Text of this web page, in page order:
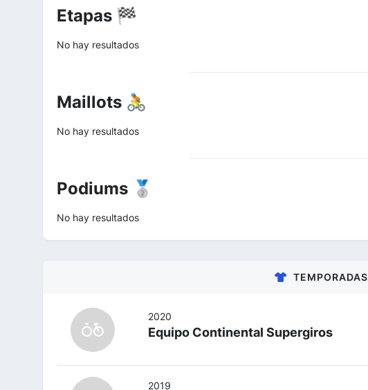
Etapas 🏁
No hay resultados
Maillots 🚴
No hay resultados
Podiums 🥈
No hay resultados
TEMPORADAS
2020
Equipo Continental Supergiros
2019